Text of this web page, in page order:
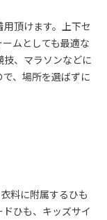
頂けます。上下セ
ムとしても最適な
、マラソンなどに
、場所を選ばずに
料に附属するひも
ひも、キッズサイ